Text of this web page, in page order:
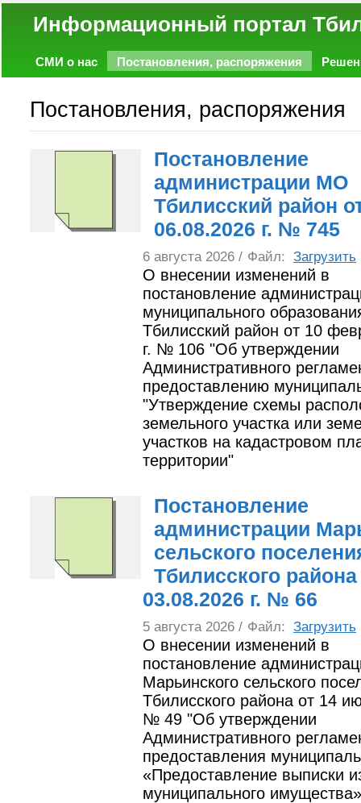
Информационный
СМИ о нас Постановления, распоряжения
Постановления, распоряжения
Постановление
администрации МО
Тбилисский район
06.08.2026 г. № 745
6 августа 2026 / Файл: Загрузить
О внесении изменений в
постановление
муниципального
Тбилисский район от 10
г. № 106 "Об утверждении
Административного
предоставлению
"Утверждение схемы
земельного участка или
участков на кадастровом
территории"
Постановление
администрации
сельского
Тбилисского района
03.08.2026 г. № 66
5 августа 2026 / Файл: Загрузить
О внесении изменений в
постановление
Марьинского сельского
Тбилисского района от 14
№ 49 "Об утверждении
Административного
предоставления
«Предоставление выписки
муниципального